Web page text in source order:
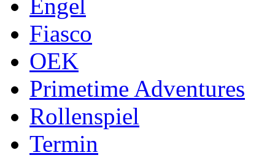
Engel
Fiasco
OEK
Primetime Adventures
Rollenspiel
Termin